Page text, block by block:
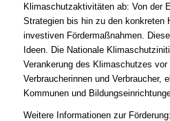
Klimaschutzaktivitäten ab: Von der
Strategien bis hin zu den konkreten
investiven Fördermaßnahmen.
Ideen. Die Nationale
Verankerung des Klimaschutzes
Verbraucherinnen und Verbraucher,
Kommunen und
Weitere Informationen zur Förderung: